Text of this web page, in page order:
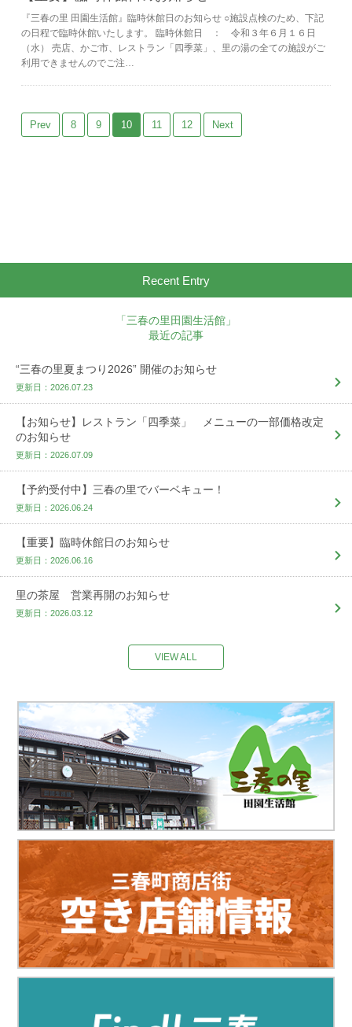
『三春の里 田園生活館』臨時休館日のお知らせ ○施設点検のため、下記
の日程で臨時休館いたします。 臨時休館日 ： 令和３年６月１６日
（水） 売店、かご市、レストラン「四季菜」、里の湯の全ての施設がご
利用できませんのでご注…
Prev 8 9 10 11 12 Next
Recent Entry
「三春の里田園生活館」
最近の記事
“三春の里夏まつり2026” 開催のお知らせ
更新日：2026.07.23
【お知らせ】レストラン「四季菜」 メニューの一部価格改定
のお知らせ
更新日：2026.07.09
【予約受付中】三春の里でバーベキュー！
更新日：2026.06.24
【重要】臨時休館日のお知らせ
更新日：2026.06.16
里の茶屋 営業再開のお知らせ
更新日：2026.03.12
VIEW ALL